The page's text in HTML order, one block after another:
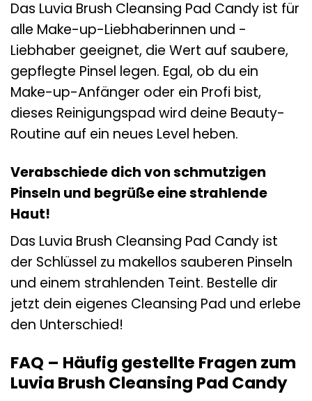
Das Luvia Brush Cleansing Pad Candy ist für
alle Make-up-Liebhaberinnen und -
Liebhaber geeignet, die Wert auf saubere,
gepflegte Pinsel legen. Egal, ob du ein
Make-up-Anfänger oder ein Profi bist,
dieses Reinigungspad wird deine Beauty-
Routine auf ein neues Level heben.
Verabschiede dich von schmutzigen
Pinseln und begrüße eine strahlende
Haut!
Das Luvia Brush Cleansing Pad Candy ist
der Schlüssel zu makellos sauberen Pinseln
und einem strahlenden Teint. Bestelle dir
jetzt dein eigenes Cleansing Pad und erlebe
den Unterschied!
FAQ – Häufig gestellte Fragen zum
Luvia Brush Cleansing Pad Candy